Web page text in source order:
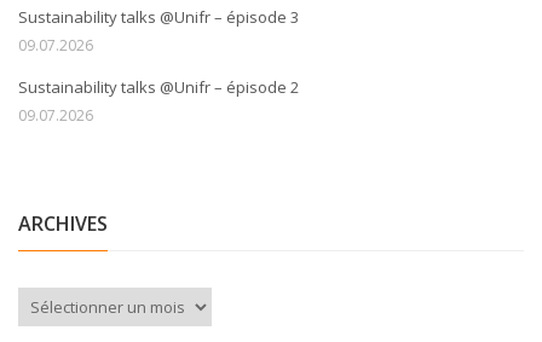
Sustainability talks @Unifr – épisode 3
09.07.2026
Sustainability talks @Unifr – épisode 2
09.07.2026
ARCHIVES
Archives